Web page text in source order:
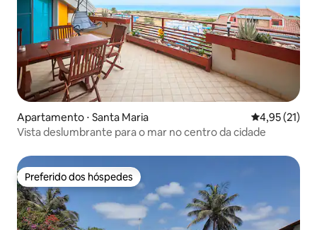
Apartamento ⋅ Santa Maria 4,95 de uma
4,95 (21)
Vista deslumbrante para o mar no centro da cidade
Preferido dos hóspedes
Preferido dos hóspedes